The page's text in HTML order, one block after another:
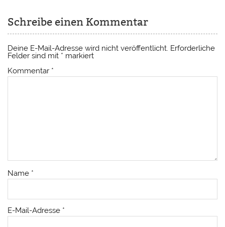
Schreibe einen Kommentar
Deine E-Mail-Adresse wird nicht veröffentlicht. Erforderliche
Felder sind mit * markiert
Kommentar *
Name *
E-Mail-Adresse *